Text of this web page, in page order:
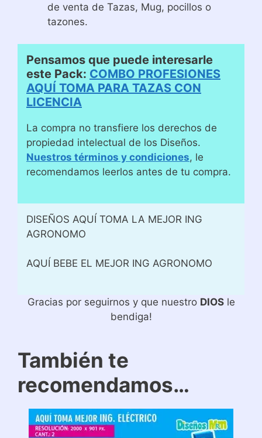
de venta de Tazas, Mug, pocillos o
tazones.
Pensamos que puede interesarle
este Pack: COMBO PROFESIONES
AQUÍ TOMA PARA TAZAS CON
LICENCIA
La compra no transfiere los derechos de
propiedad intelectual de los Diseños.
Nuestros términos y condiciones, le
recomendamos leerlos antes de tu compra.
DISEÑOS AQUÍ TOMA LA MEJOR ING
AGRONOMO
AQUÍ BEBE EL MEJOR ING AGRONOMO
Gracias por seguirnos y que nuestro DIOSle
bendiga!
También te
recomendamos…